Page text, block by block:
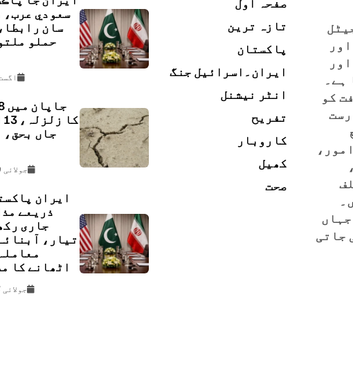
ہے۔
کو
جاتی
تازہ ترین
پاکستان
ایران۔اسرائیل جنگ
انٹر نیشنل
تفریح
کاروبار
کھیل
صحت
سعودي عرب،
سان
حملو
اگست 2,
جاں بحق،
جولائی 29, 2026
ایران
ذریعے
جاری
تیار،
اٹھانے کا
جولائی 27, 2026